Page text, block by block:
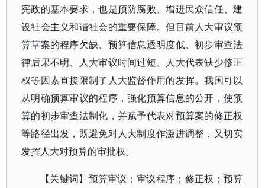
宪政的基本要求，也是预防腐败、增进民众信任、建
设社会主义和谐社会的重要保障。但目前人大审议预
算草案的程序欠缺、预算信息透明度低、初步审查法
律后果不明、人大审议时间过短、人大代表缺少修正
权等因素直接限制了人大监督作用的发挥。我国可以
从明确预算审议的程序，强化预算信息的公开，使预
算的初步审查法制化，并赋予代表对预算案的修正权
等路径出发，既避免对人大制度作激进调整，又切实
发挥人大对预算的审批权。
【关键词】预算审议；审议程序；修正权；预算